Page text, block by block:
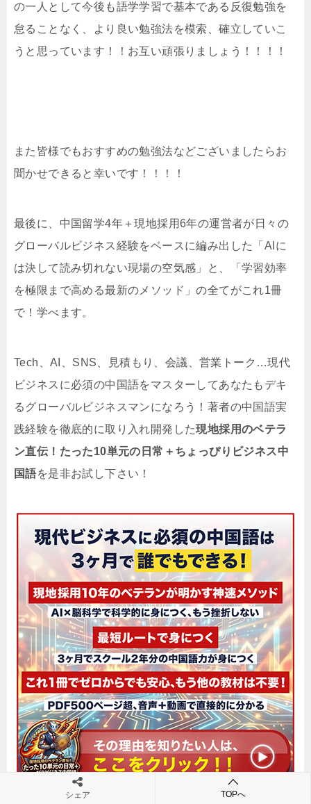
の一人として今後も語学学習で基本である反復勉強を
怠ることなく、より良い勉強法を模索、確立していこ
うと思っています！！お互い頑張りましょう！！！！
また皆様でもおすすめの勉強法などございましたらお
聞かせできると幸いです！！！！
最後に、中国留学4年＋現地採用6年の運営者が日々の
グローバルビジネス経験をベースに編み出した「AIに
は決して読み切れない現場の空気感」と、「学習効率
を極限まで高める最新のメソッド」の全てがこれ1冊
で！学べます。
Tech、AI、SNS、見積もり、会議、営業トーク…現代
ビジネスに必須の中国語をマスターしてあなたもデキ
るグローバルビジネスマンになろう！著者の中国語実
践経験を徹底的に取り入れ開発した現地採用のベテラ
ン直伝！たった10単元の日常＋ちょっぴりビジネス中
国語を是非お試し下さい！
シェア TOPへ